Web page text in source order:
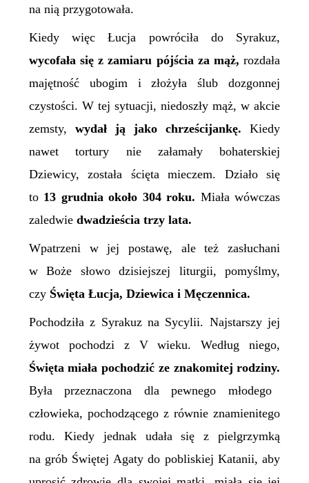
na nią przygotowała.
Kiedy więc Łucja powróciła do Syrakuz,
wycofała się z zamiaru pójścia za mąż,rozdała
majętność ubogim i złożyła ślub dozgonnej
czystości. W tej sytuacji, niedoszły mąż, w akcie
zemsty, wydał ją jako chrześcijankę. Kiedy
nawet tortury nie załamały bohaterskiej
Dziewicy, została ścięta mieczem. Działo się
to 13 grudnia około 304 roku. Miała wówczas
zaledwiedwadzieścia trzy lata.
Wpatrzeni w jej postawę, ale też zasłuchani
w Boże słowo dzisiejszej liturgii, pomyślmy,
czy Święta Łucja, Dziewica i Męczennica.
Pochodziła z Syrakuz na Sycylii. Najstarszy jej
żywot pochodzi z V wieku. Według niego,
Święta miała pochodzić ze znakomitej rodziny.
Była przeznaczona dla pewnego młodego
człowieka, pochodzącego z równie znamienitego
rodu. Kiedy jednak udała się z pielgrzymką
na grób Świętej Agaty do pobliskiej Katanii, aby